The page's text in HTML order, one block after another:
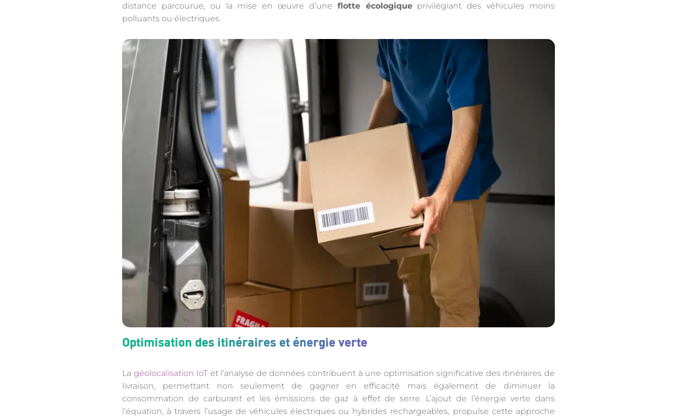
distance parcourue, ou la mise en œuvre d’une flotte écologiqueprivilégiant des véhicules moins
polluants ou électriques.
Optimisation des itinéraires et énergie verte
La géolocalisation IoT et l’analyse de données contribuent à une optimisation significative des itinéraires de
livraison, permettant non seulement de gagner en efficacité mais également de diminuer la
consommation de carburant et les émissions de gaz à effet de serre. L’ajout de l’énergie verte dans
l’équation, à travers l’usage de véhicules électriques ou hybrides rechargeables, propulse cette approche